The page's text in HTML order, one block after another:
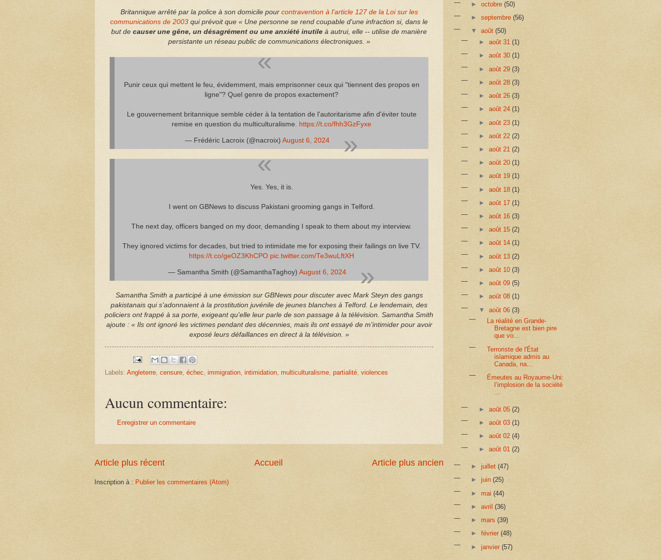
Britannique arrêté par la police à son domicile pourcontravention à l'article 127 de la Loi sur les
communications de 2003 qui prévoit que « Une personne se rend coupable d'une infraction si, dans le
but de causer une gêne, un désagrément ou une anxiété inutile à autrui, elle -- utilise de manière
persistante un réseau public de communications électroniques. »
Punir ceux qui mettent le feu, évidemment, mais emprisonner ceux qui "tiennent des propos en
ligne"? Quel genre de propos exactement?
Le gouvernement britannique semble céder à la tentation de l'autoritarisme afin d'éviter toute
remise en question du multiculturalisme.
https://t.co/fhh3GzFyxe
— Frédéric Lacroix (@nacroix)August 6, 2024
Yes. Yes, it is.
I went on GBNews to discuss Pakistani grooming gangs in Telford.
The next day, officers banged on my door, demanding I speak to them about my interview.
They ignored victims for decades, but tried to intimidate me for exposing their failings on live TV.
https://t.co/geOZ3KhCPO pic.twitter.com/Te3wuLftXH
— Samantha Smith (@SamanthaTaghoy)August 6, 2024
Samantha Smith a participé à une émission sur GBNews pour discuter avec Mark Steyn des gangs
pakistanais qui s'adonnaient à la prostitution juvénile de jeunes blanches à Telford. Le lendemain, des
policiers ont frappé à sa porte, exigeant qu'elle leur parle de son passage à la télévision. Samantha Smith
ajoute : « Ils ont ignoré les victimes pendant des décennies, mais ils ont essayé de m'intimider pour avoir
exposé leurs défaillances en direct à la télévision. »
Labels: Angleterre, censure, échec, immigration, intimidation, multiculturalisme, partialité, violences
Aucun commentaire:
Enregistrer un commentaire
Article plus récent Article plus ancien
Accueil
Inscription à : Publier les commentaires (Atom)
►octobre(50)
►septembre(56)
▼août(50)
► août 31 (1)
► août 30 (1)
► août 29 (3)
► août 28 (3)
► août 26 (3)
► août 24 (1)
► août 23 (1)
► août 22 (2)
► août 21 (2)
► août 20 (1)
► août 19 (1)
► août 18 (1)
► août 17 (1)
► août 16 (3)
► août 15 (2)
► août 14 (1)
► août 13 (2)
► août 10 (3)
► août 09 (5)
► août 08 (1)
▼ août 06 (3)
La réalité en Grande-
Bretagne est bien pire
que vo...
Terroriste de l'État
islamique admis au
Canada, na...
Émeutes au Royaume-Uni:
l’implosion de la société
► août 05 (2)
► août 03 (1)
► août 02 (4)
► août 01 (2)
►juillet(47)
►juin(25)
►mai(44)
►avril(36)
► mars(39)
►février(48)
►janvier(57)